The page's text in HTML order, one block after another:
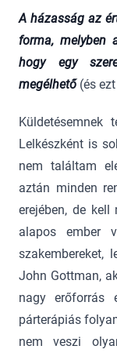
A házasság az
forma, melyben
hogy egy
megélhető (és
Küldetésemnek
Lelkészként is
nem találtam
aztán minden
erejében, de
alapos ember
szakembereket,
John Gottman,
nagy erőforrás
párterápiás
nem veszi